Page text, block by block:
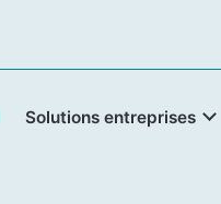
Solutions entreprises